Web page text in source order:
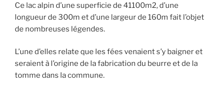
Ce lac alpin d’une superficie de 41100m2, d’une
longueur de 300m et d’une largeur de 160m fait l’objet
de nombreuses légendes.
L’une d’elles relate que les fées venaient s’y baigner et
seraient à l’origine de la fabrication du beurre et de la
tomme dans la commune.